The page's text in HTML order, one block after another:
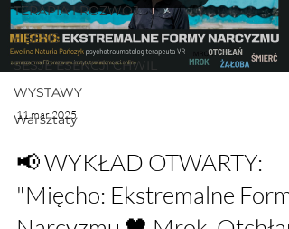
TERAPIA I ROZWÓJ
E SENS
SESJE ESENCJI CHWIL
WYSTAWY
Warsztaty
11 mar 2025
📢 WYKŁAD OTWARTY:
"Mięcho: Ekstremalne Formy